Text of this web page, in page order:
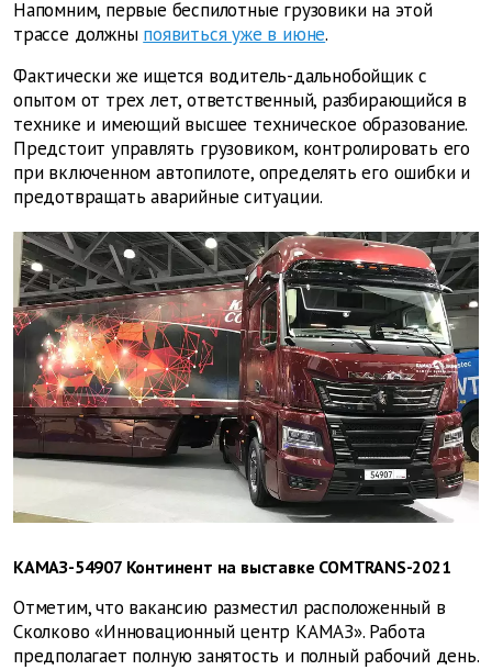
Напомним, первые беспилотные грузовики на этой
трассе должны появиться уже в июне.
Фактически же ищется водитель-дальнобойщик с
опытом от трех лет, ответственный, разбирающийся в
технике и имеющий высшее техническое образование.
Предстоит управлять грузовиком, контролировать его
при включенном автопилоте, определять его ошибки и
предотвращать аварийные ситуации.
КАМАЗ-54907 Континент на выставке COMTRANS-2021
Отметим, что вакансию разместил расположенный в
Сколково «Инновационный центр КАМАЗ». Работа
предполагает полную занятость и полный рабочий день.